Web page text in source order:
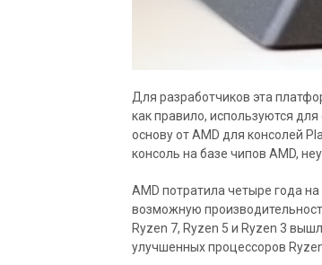
Для разработчиков эта
как правило, используются
основу от AMD для консолей
консоль на базе чипов AMD,
AMD потратила четыре года
возможную
Ryzen 7, Ryzen 5 и Ryzen 3
улучшенных процессоров